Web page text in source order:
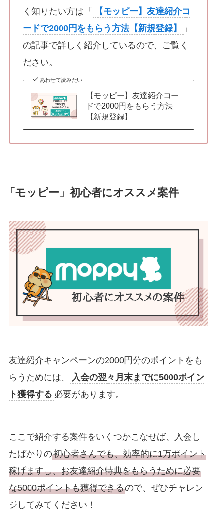
く知りたい方は「
【モッピー】友達紹介コ
ードで2000円をもらう方法【新規登録】
」
の記事で詳しく紹介しているので、ご覧く
ださい。
あわせて読みたい
【モッピー】友達紹介コー
ドで2000円をもらう方法
【新規登録】
「モッピー」初心者にオススメ案件
友達紹介キャンペーンの2000円分のポイントをも
らうためには、
入会の翌々月末までに5000ポイン
ト獲得する 必要があります。
ここで紹介する案件をいくつかこなせば、入会し
たばかりの初心者さんでも、効率的に1万ポイント
稼げますし、お友達紹介特典をもらうために必要
な5000ポイントも獲得できるので、ぜひチャレン
ジしてみてください！